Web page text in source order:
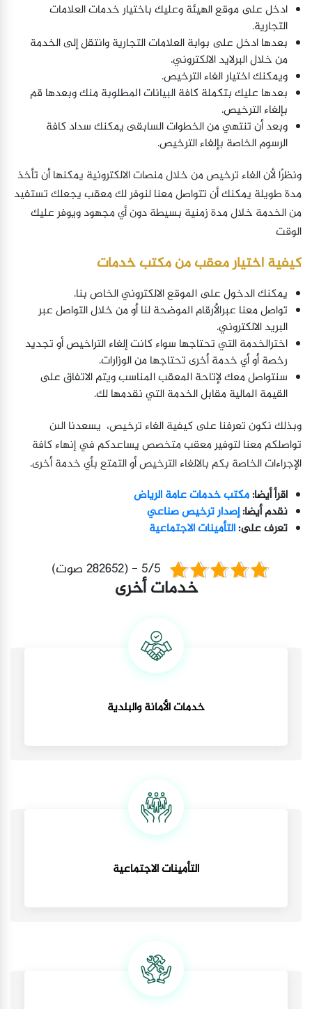
ادخل على موقع الهيئة وعليك باختيار خدمات العلامات
التجارية.
بعدها ادخل على بوابة العلامات التجارية وانتقل إلى الخدمة
من خلال البرلايد الالكتروني.
ويمكنك اختيار الغاء الترخيص.
بعدها عليك بتكملة كافة البيانات المطلوبة منك وبعدها قم
بإلغاء الترخيص.
وبعد أن تنتهي من الخطوات السابقى يمكنك سداد كافة
الرسوم الخاصة بإلغاء الترخيص.
ونظرًا لأن الغاء ترخيص من خلال منصات الالكترونية يمكنها أن تأخذ
مدة طويلة يمكنك أن تتواصل معنا لنوفر لك معقب يجعلك تستفيد
من الخدمة خلال مدة زمنية بسيطة دون أي مجهود ويوفر عليك
الوقت
كيفية اختيار معقب من مكتب خدمات
يمكنك الدخول على الموقع الالكتروني الخاص بنا.
تواصل معنا عبرالأرقام الموضحة لنا أو من خلال التواصل عبر
البريد الالكتروني.
اخترالخدمة التي تحتاجها سواء كانت إلغاء التراخيص أو تجديد
رخصة أو أي خدمة أخرى تحتاجها من الوزارات.
سنتواصل معك لإتاحة المعقب المناسب ويتم الاتفاق على
القيمة المالية مقابل الخدمة التي نقدمها لك.
وبذلك نكون تعرفنا على كيفية الغاء ترخيص، يسعدنا الىن
تواصلكم معنا لتوفير معقب متخصص يساعدكم في إنهاء كافة
الإجراءات الخاصة بكم بالالغاء الترخيص أو التمتع بأي خدمة أخرى.
اقرأ أيضا:مكتب خدمات عامة الرياض
نقدم أيضا:إصدار ترخيص صناعي
تعرف على:التأمينات الاجتماعية
5/5 - (282652 صوت)
خدمات أخرى
خدمات الأمانة والبلدية
التأمينات الاجتماعية